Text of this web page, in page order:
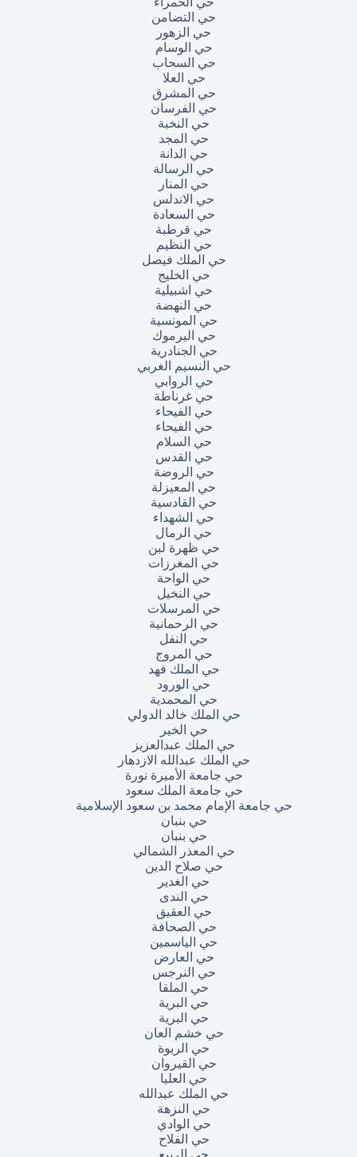
حي التضامن
حي الزهور
حي الوسام
حي السحاب
حي العلا
حي المشرق
حي الفرسان
حي النخبة
حي المجد
حي الدانة
حي الرسالة
حي المنار
حي الاندلس
حي السعادة
حي قرطبة
حي النظيم
حي الملك فيصل
حي الخليج
حي اشبيلية
حي النهضة
حي المونسية
حي اليرموك
حي الجنادرية
حي النسيم الغربي
حي الروابي
حي غرناطة
حي الفيحاء
حي الفيحاء
حي السلام
حي القدس
حي الروضة
حي المعيزلة
حي القادسية
حي الشهداء
حي الرمال
حي ظهرة لبن
حي المغرزات
حي الواحة
حي النخيل
حي المرسلات
حي الرحمانية
حي النفل
حي المروج
حي الملك فهد
حي الورود
حي المحمدية
حي الملك خالد الدولي
حي الخير
حي الملك عبدالعزيز
حي الملك عبدالله الازدهار
حي جامعة الأميرة نورة
حي جامعة الملك سعود
حي جامعة الإمام محمد بن سعود الإسلامية
حي بنبان
حي بنبان
حي المعذر الشمالي
حي صلاح الدين
حي الغدير
حي الندى
حي العقيق
حي الصحافة
حي الياسمين
حي العارض
حي النرجس
حي الملقا
حي البرية
حي البرية
حي خشم العان
حي الربوة
حي القيروان
حي العليا
حي الملك عبدالله
حي النزهة
حي الوادي
حي الفلاح
حي الربيع